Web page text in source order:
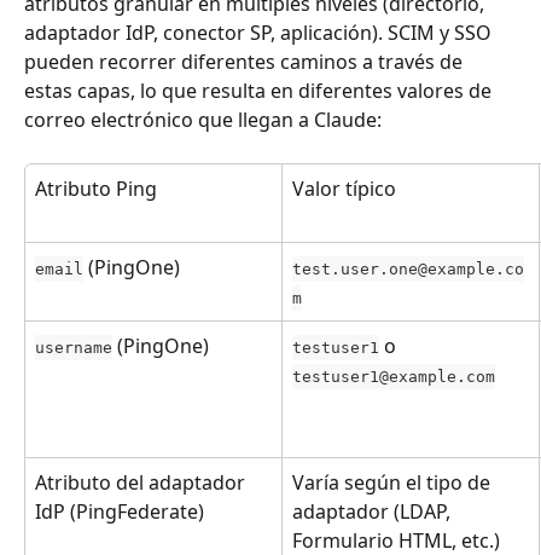
adaptador IdP, conector SP, aplicación). SCIM y SSO
pueden recorrer diferentes caminos a través de
estas capas, lo que resulta en diferentes valores de
correo electrónico que llegan a Claude:
Atributo Ping Valor típico
email (PingOne)
test.user.one@example.co
m
username (PingOne) testuser1 o
testuser1@example.com
Atributo del adaptador
IdP (PingFederate)
Varía según el tipo de
adaptador (LDAP,
Formulario HTML, etc.)